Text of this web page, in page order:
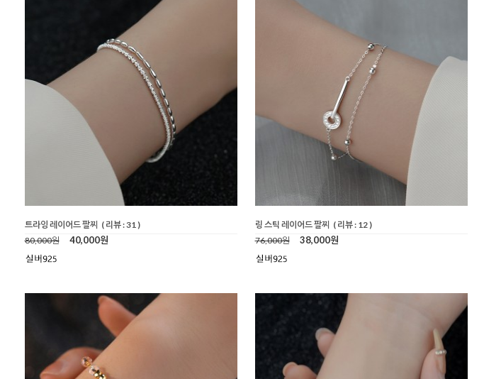
트라잉 레이어드 팔찌 ( 리뷰 : 31 )
80,000원
40,000원
링 스틱 레이어드 팔찌 ( 리뷰 : 12 )
76,000원
38,000원